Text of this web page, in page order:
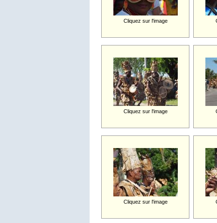
Cliquez sur l'image
Cliquez sur l'image
Cliquez sur l'image